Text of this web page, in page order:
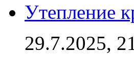
Утепление
29.7.2025,